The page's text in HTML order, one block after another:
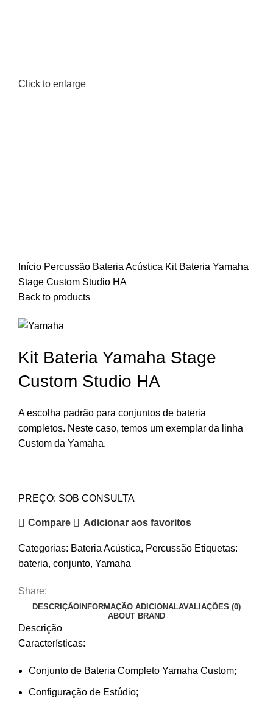
Click to enlarge
Início Percussão Bateria Acústica Kit Bateria Yamaha
Stage Custom Studio HA
Back to products
Kit Bateria Yamaha Stage
Custom Studio HA
A escolha padrão para conjuntos de bateria
completos. Neste caso, temos um exemplar da linha
Custom da Yamaha.
PREÇO: SOB CONSULTA
Compare Adicionar aos favoritos
Categorias: Bateria Acústica, Percussão Etiquetas:
bateria, conjunto, Yamaha
Share:
DESCRIÇÃOINFORMAÇÃO ADICIONALAVALIAÇÕES (0)
ABOUT BRAND
Descrição
Características:
Conjunto de Bateria Completo Yamaha Custom;
Configuração de Estúdio;